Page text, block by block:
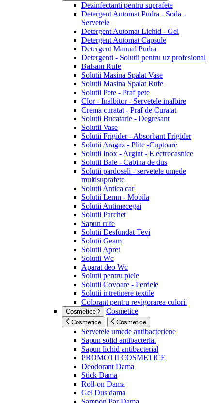
Dezinfectanti pentru suprafete
Detergent Automat Pudra - Soda -
Servetele
Detergent Automat Lichid - Gel
Detergent Automat Capsule
Detergent Manual Pudra
Detergenti - Solutii pentru uz profesional
Balsam Rufe
Solutii Masina Spalat Vase
Solutii Masina Spalat Rufe
Solutii Pete - Praf pete
Clor - Inalbitor - Servetele inalbire
Crema curatat - Praf de Curatat
Solutii Bucatarie - Degresant
Solutii Vase
Solutii Frigider - Absorbant Frigider
Solutii Aragaz - Plite -Cuptoare
Solutii Inox - Argint - Electrocasnice
Solutii Baie - Cabina de dus
Solutii pardoseli - servetele umede
multisuprafete
Solutii Anticalcar
Solutii Lemn - Mobila
Solutii Antimecegai
Solutii Parchet
Sapun rufe
Solutii Desfundat Tevi
Solutii Geam
Solutii Apret
Solutii Wc
Aparat deo Wc
Solutii pentru piele
Solutii Covoare - Perdele
Solutii intretinere textile
Colorant pentru revigorarea culorii
Cosmetice Cosmetice
Cosmetice Cosmetice
Servetele umede antibacteriene
Sapun solid antibacterial
Sapun lichid antibacterial
PROMOTII COSMETICE
Deodorant Dama
Stick Dama
Roll-on Dama
Gel Dus dama
Sampon Par Dama